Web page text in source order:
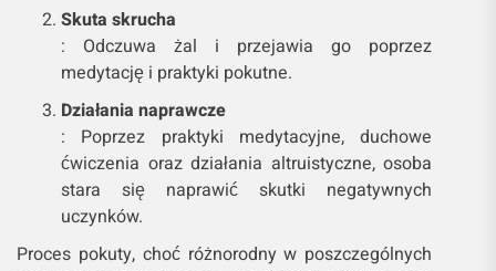
Skuta skrucha
: Odczuwa żal i przejawia go poprzez
medytację i praktyki pokutne.
Działania naprawcze
: Poprzez praktyki medytacyjne, duchowe
ćwiczenia oraz działania altruistyczne, osoba
stara się naprawić skutki negatywnych
uczynków.
Proces pokuty, choć różnorodny w poszczególnych